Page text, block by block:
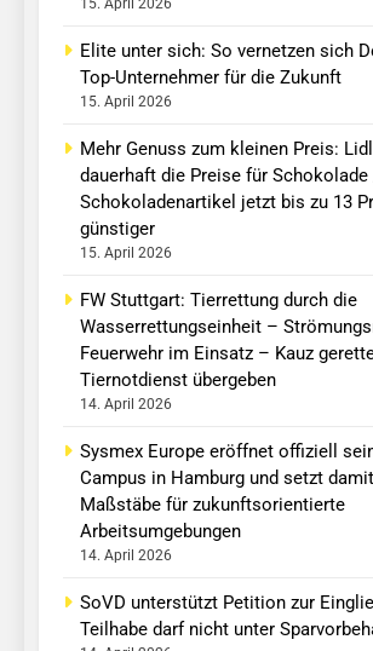
Elite unter sich: So vernetzen sich
Top-Unternehmer für die Zukunft
15. April 2026
Mehr Genuss zum kleinen Preis:
dauerhaft die Preise für
Schokoladenartikel jetzt bis zu 13
günstiger
15. April 2026
FW Stuttgart: Tierrettung durch die
Wasserrettungseinheit –
Feuerwehr im Einsatz – Kauz
Tiernotdienst übergeben
14. April 2026
Sysmex Europe eröffnet offiziell
Campus in Hamburg und setzt
Maßstäbe für zukunftsorientierte
Arbeitsumgebungen
14. April 2026
SoVD unterstützt Petition zur
Teilhabe darf nicht unter